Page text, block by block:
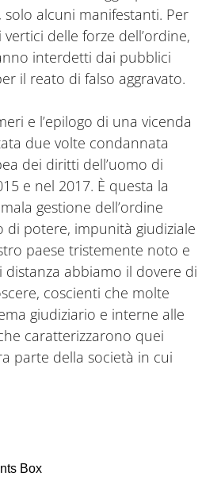
solo alcuni manifestanti. Per
delle forze dell’ordine,
interdetti dai pubblici
il reato di falso aggravato.
e l’epilogo di una vicenda
due volte condannata
dei diritti dell’uomo di
e nel 2017. È questa la
gestione dell’ordine
di potere, impunità giudiziale
paese tristemente noto e
distanza abbiamo il dovere di
coscienti che molte
giudiziario e interne alle
caratterizzarono quei
parte della società in cui
Box